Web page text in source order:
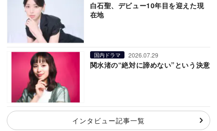
白石聖、デビュー10年目を迎えた現
在地
国内ドラマ 2026.07.29
関水渚の“絶対に諦めない”という決意
インタビュー記事一覧